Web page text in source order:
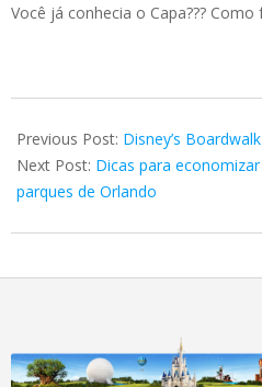
Você já conhecia o Capa???
01-
21
Previous Post: Disney’s
Next Post: Dicas para
parques de Orlando